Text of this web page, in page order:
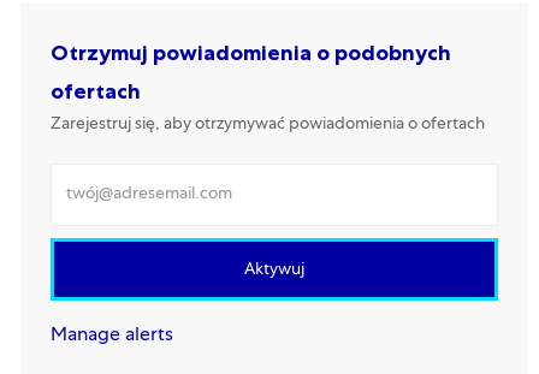
Otrzymuj powiadomienia o podobnych
ofertach
Zarejestruj się, aby otrzymywać powiadomienia o ofertach
Aktywuj
Manage alerts